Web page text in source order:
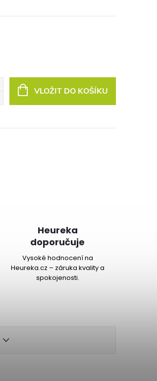
VLOŽIT DO KOŠÍKU
Heureka
doporučuje
Vysoké hodnocení na
Heureka.cz – záruka kvality a
spokojenosti.